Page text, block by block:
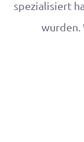
spezialisiert
wurden.